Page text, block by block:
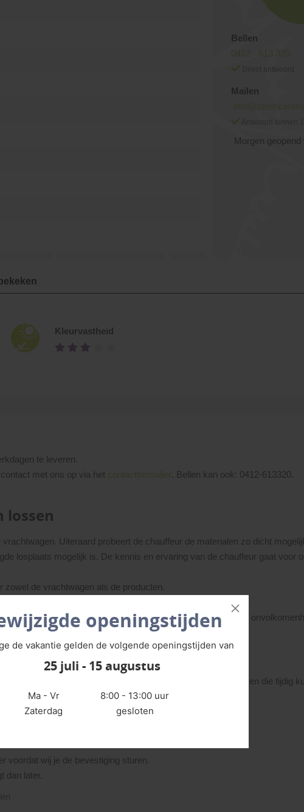
Bellen
0412 - 613 320
Mailen
Morgen geopend
Kleurvastheid
te leveren.
met ons op via het contactformulier . Bellen kan ook: 0412-613320.
lossen
Uiteraard probeert de chauffeur de materialen zo dicht
losplaats mogelijk is. De kennis en ervaring van de chauffeur gaat voor
de vrachtwagen als de producten.
stapel ze niet op elkaar.
Neem bij twijfel direct contact met ons op. Bij
zodat je kunt controleren op eventuele transportschades en die tijdig
te lossen, zodat de verwerker niet vastloopt in de planning.
voordat wij je de bevestiging sturen.
dan later.
openingstijden
de vakantie gelden de volgende openingstijden van
25 juli - 15 augustus
Ma - Vr
8:00 - 13:00 uur
Zaterdag
gesloten